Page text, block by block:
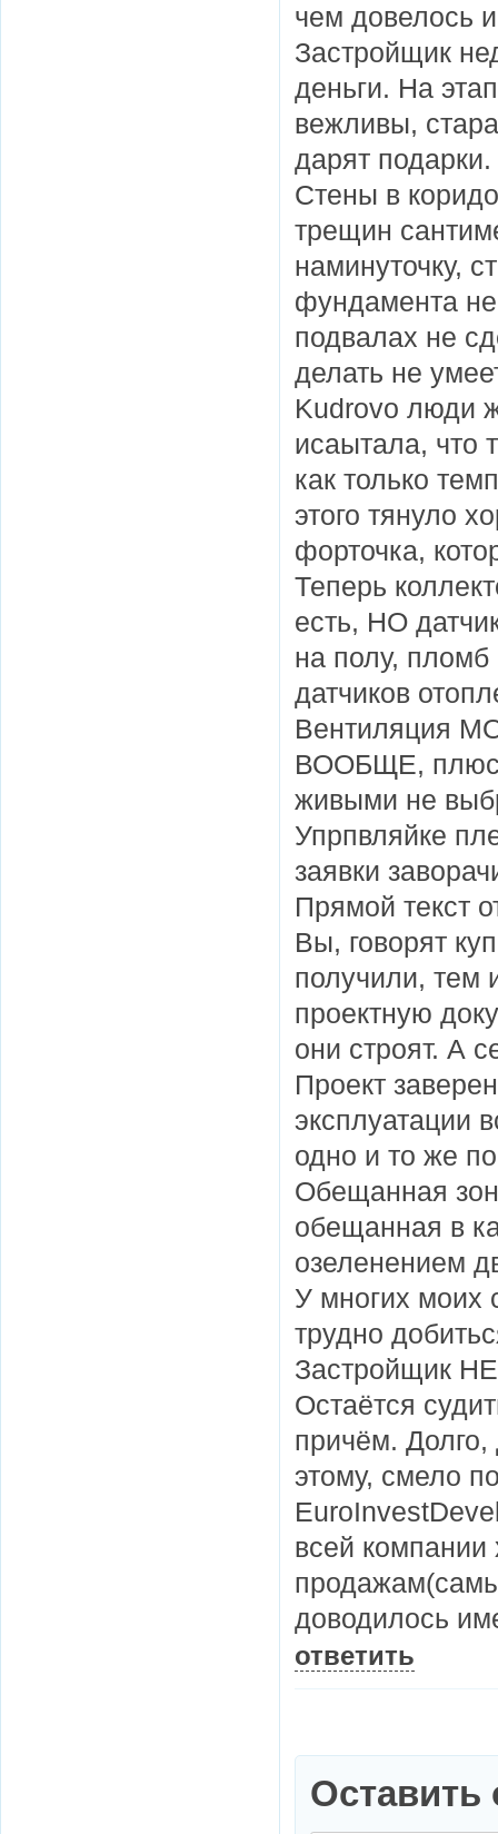
чем довелось
Застройщик
деньги. На
вежливы,
дарят подарки.
Стены в
трещин
наминуточку,
фундамента не
подвалах не
делать не
Kudrovo люди
исаытала, что
как только
этого тянуло
форточка,
Теперь
есть, НО
на полу, пломб
датчиков
Вентиляция
ВООБЩЕ, плюс
живыми не
Упрпвляйке
заявки
Прямой текст
Вы, говорят купили квартиры, документы подписали. Что
получили, тем
проектную
они строят. А
Проект
эксплуатации
одно и то же
Обещанная
обещанная в
озеленением
У многих моих
трудно
Застройщик
Остаётся
причём. Долго,
этому, смело
всей
доводилось
ответить
Оставить